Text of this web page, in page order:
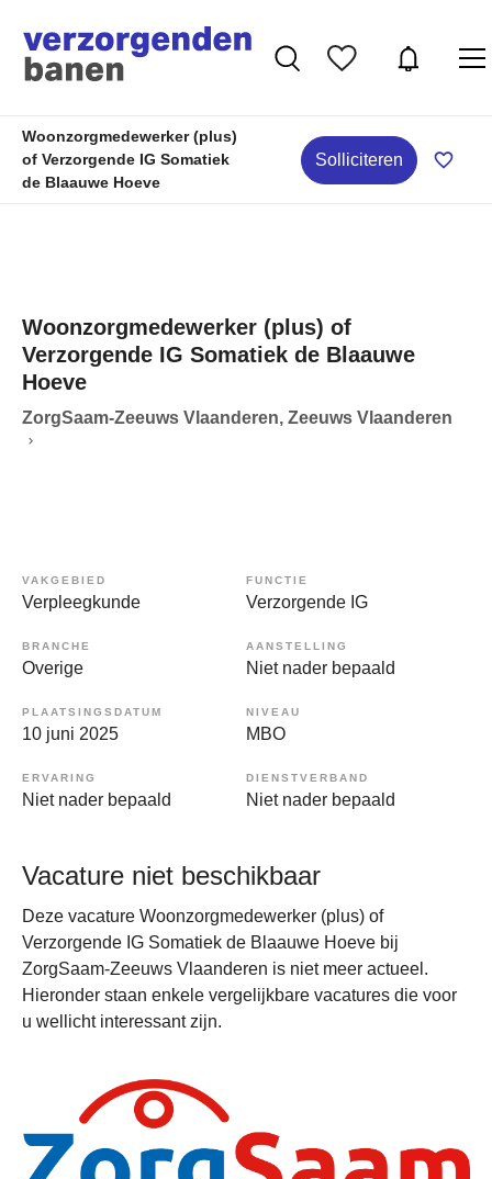
Woonzorgmedewerker (plus)
of Verzorgende IG Somatiek
de Blaauwe Hoeve
Solliciteren
Woonzorgmedewerker (plus) of
Verzorgende IG Somatiek de Blaauwe
Hoeve
ZorgSaam-Zeeuws Vlaanderen, Zeeuws Vlaanderen
VAKGEBIED
Verpleegkunde
FUNCTIE
Verzorgende IG
BRANCHE
Overige
AANSTELLING
Niet nader bepaald
PLAATSINGSDATUM
10 juni 2025
NIVEAU
MBO
ERVARING
Niet nader bepaald
DIENSTVERBAND
Niet nader bepaald
Vacature niet beschikbaar
Deze vacature Woonzorgmedewerker (plus) of
Verzorgende IG Somatiek de Blaauwe Hoeve bij
ZorgSaam-Zeeuws Vlaanderen is niet meer actueel.
Hieronder staan enkele vergelijkbare vacatures die voor
u wellicht interessant zijn.